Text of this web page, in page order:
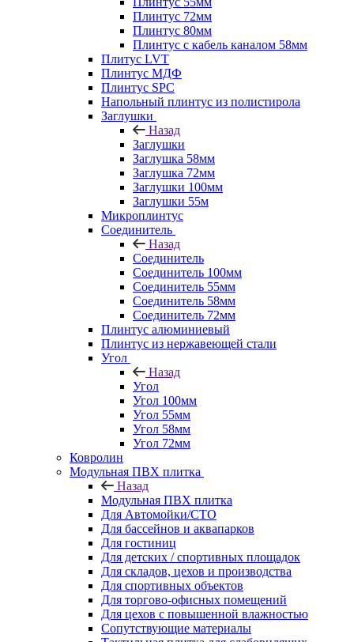
Плинтус 72мм
Плинтус 80мм
Плинтус с кабель каналом 58мм
Плитус LVT
Плинтус МДФ
Плинтус SPC
Напольный плинтус из полистирола
Заглушки
Назад
Заглушки
Заглушка 58мм
Заглушка 72мм
Заглушки 100мм
Заглушки 55м
Микроплинтус
Соединитель
Назад
Соединитель
Соединитель 100мм
Соединитель 55мм
Соединитель 58мм
Соединитель 72мм
Плинтус алюминиевый
Плинтус из нержавеющей стали
Угол
Назад
Угол
Угол 100мм
Угол 55мм
Угол 58мм
Угол 72мм
Ковролин
Модульная ПВХ плитка
Назад
Модульная ПВХ плитка
Для Автомойки/СТО
Для бассейнов и аквапарков
Для гостиниц
Для детских / спортивных площадок
Для складов, цехов и производства
Для спортивных объектов
Для торгово-офисных помещений
Для цехов с повышенной влажностью
Сопутствующие материалы